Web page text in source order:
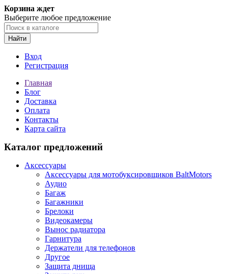
Корзина ждет
Выберите любое предложение
Найти
Вход
Регистрация
Главная
Блог
Доставка
Оплата
Контакты
Карта сайта
Каталог предложений
Аксессуары
Аксессуары для мотобуксировщиков BaltMotors
Аудио
Багаж
Багажники
Брелоки
Видеокамеры
Вынос радиатора
Гарнитура
Держатели для телефонов
Другое
Защита днища